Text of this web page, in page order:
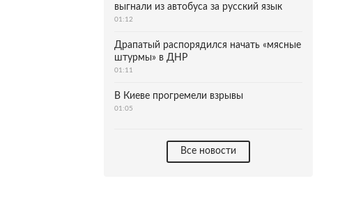
выгнали из автобуса за русский язык
01:12
Драпатый распорядился начать «мясные
штурмы» в ДНР
01:11
В Киеве прогремели взрывы
01:05
Все новости